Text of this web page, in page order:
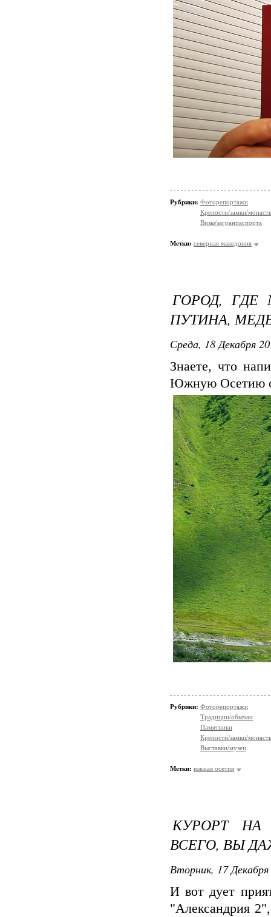
Рубрики: Фоторепортажи
Крепости/замки/
Визы/загранпаспорта
Метки: северная македония
ГОРОД,
ПУТИНА,
Среда, 18 Декабря
Знаете, что
Южную Осетию
Рубрики: Фоторепортажи
Традиции/обычаи
Памятники
Крепости/замки/
Выставки/музеи
Метки: южная осетия
КУРОРТ
ВСЕГО, ВЫ
Вторник, 17
И вот дует
"Александрия